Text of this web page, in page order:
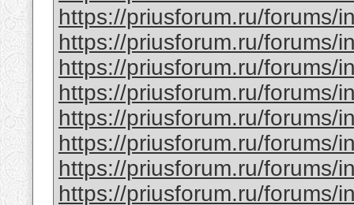
https://priusforum.ru/forums/
https://priusforum.ru/forums/
https://priusforum.ru/forums/
https://priusforum.ru/forums/
https://priusforum.ru/forums/
https://priusforum.ru/forums/
https://priusforum.ru/forums/
https://priusforum.ru/forums/